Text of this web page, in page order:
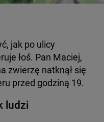
jak po ulicy
łoś. Pan Maciej,
zwierzę natknął się
przed godziną 19.
ludzi